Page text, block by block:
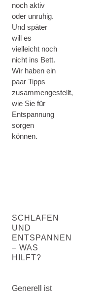
noch aktiv
oder unruhig.
Und später
will es
vielleicht noch
nicht ins Bett.
Wir haben ein
paar Tipps
zusammengestellt,
wie Sie für
Entspannung
sorgen
können.
SCHLAFEN
UND
ENTSPANNEN
– WAS
HILFT?
Generell ist